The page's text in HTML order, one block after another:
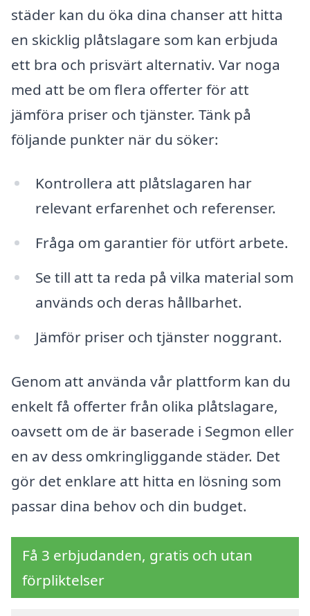
städer kan du öka dina chanser att hitta
en skicklig plåtslagare som kan erbjuda
ett bra och prisvärt alternativ. Var noga
med att be om flera offerter för att
jämföra priser och tjänster. Tänk på
följande punkter när du söker:
Kontrollera att plåtslagaren har
relevant erfarenhet och referenser.
Fråga om garantier för utfört arbete.
Se till att ta reda på vilka material som
används och deras hållbarhet.
Jämför priser och tjänster noggrant.
Genom att använda vår plattform kan du
enkelt få offerter från olika plåtslagare,
oavsett om de är baserade i Segmon eller
en av dess omkringliggande städer. Det
gör det enklare att hitta en lösning som
passar dina behov och din budget.
Få 3 erbjudanden, gratis och utan
förpliktelser